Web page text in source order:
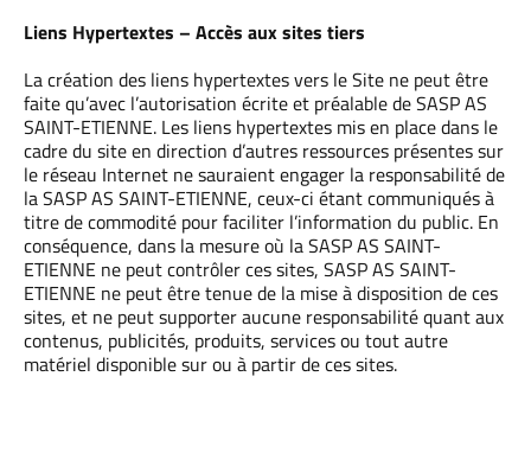
Liens Hypertextes – Accès aux sites tiers
La création des liens hypertextes vers le Site ne peut être
faite qu’avec l’autorisation écrite et préalable de SASP AS
SAINT-ETIENNE. Les liens hypertextes mis en place dans le
cadre du site en direction d’autres ressources présentes sur
le réseau Internet ne sauraient engager la responsabilité de
la SASP AS SAINT-ETIENNE, ceux-ci étant communiqués à
titre de commodité pour faciliter l’information du public. En
conséquence, dans la mesure où la SASP AS SAINT-
ETIENNE ne peut contrôler ces sites, SASP AS SAINT-
ETIENNE ne peut être tenue de la mise à disposition de ces
sites, et ne peut supporter aucune responsabilité quant aux
contenus, publicités, produits, services ou tout autre
matériel disponible sur ou à partir de ces sites.